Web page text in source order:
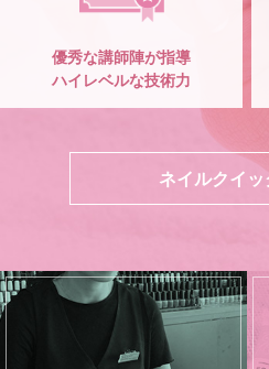
優秀な講師陣が指導
ハイレベルな技術力
ネイルクイ